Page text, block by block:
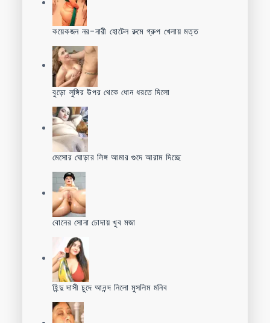
কয়েকজন নর-নারী হোটেল রুমে গ্রুপ খেলায় মত্ত
বুড়ো লুঙ্গির উপর থেকে ধোন ধরতে দিলো
মেসোর ঘোড়ার লিঙ্গ আমার গুদে আরাম দিচ্ছে
বোনের সোনা চোদায় খুব মজা
হিন্দু দাসী চুদে আনন্দ নিলো মুসলিম মনিব